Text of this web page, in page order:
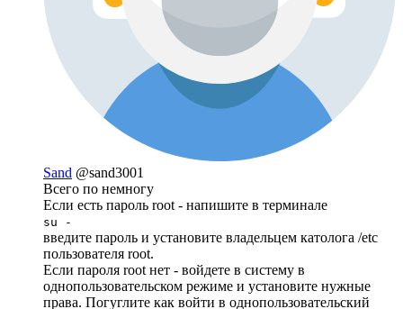
Sand @sand3001
Всего по немногу
Если есть пароль root - напишите в терминале
su -
введите пароль и установите владельцем католога /etc
пользователя root.
Если пароля root нет - войдете в систему в
однопользовательском режиме и установите нужные
права. Погуглите как войти в однопользовательский